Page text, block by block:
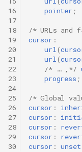
16
17
18
19
20
21
22
23
24
25
26
27
28
29
30
pointer ;
/* URLs and
cursor :
url(
url(
/* … ,*/
progress ;
/* Global
cursor :
cursor :
cursor :
cursor :
cursor : unset